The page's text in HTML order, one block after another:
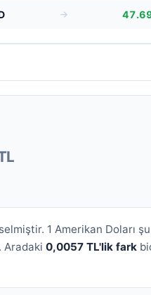
1 Amerikan Doları
Aradaki 0,0057 TL'lik fark